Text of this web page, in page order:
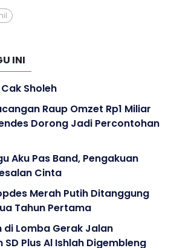
INI
Sholeh
Raup Omzet Rp1 Miliar
Dorong Jadi Percontohan
Aku Pas Band, Pengakuan
Cinta
Merah Putih Ditanggung
Tahun Pertama
di Lomba Gerak Jalan
Plus Al Ishlah Digembleng